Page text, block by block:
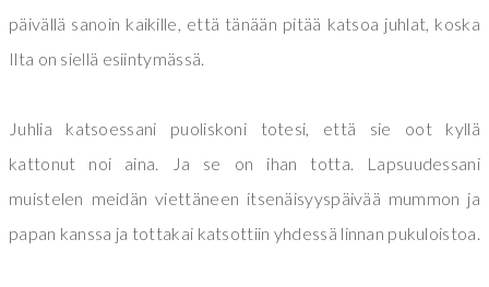
päivällä sanoin kaikille, että tänään pitää katsoa juhlat, koska
Ilta on siellä esiintymässä.
Juhlia katsoessani puoliskoni totesi, että sie oot kyllä
kattonut noi aina. Ja se on ihan totta. Lapsuudessani
muistelen meidän viettäneen itsenäisyyspäivää mummon ja
papan kanssa ja tottakai katsottiin yhdessä linnan pukuloistoa.